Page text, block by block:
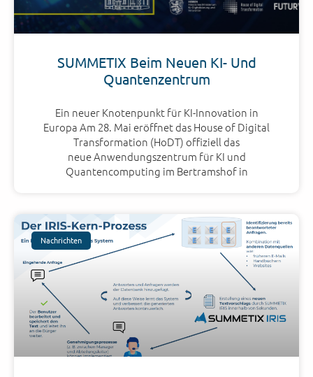
SUMMETIX Beim Neuen KI- Und
Quantenzentrum
Ein neuer Knotenpunkt für KI-Innovation in
Europa Am 28. Mai eröffnet das House of Digital
Transformation (HoDT) offiziell das
neue Anwendungszentrum für KI und
Quantencomputing im Bertramshof in
Nachrichten